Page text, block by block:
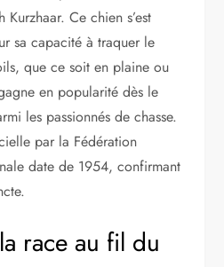
Ce chien s’est
sa capacité à traquer le
que ce soit en plaine ou
en popularité dès le
les passionnés de chasse.
par la Fédération
date de 1954, confirmant
race au fil du